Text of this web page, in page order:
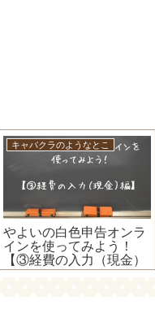
キャバクラのようなとこ
やよいの白色申告オンラ
インを使ってみよう！
【③経費の入力（現金）
編】～実際に入力してみ